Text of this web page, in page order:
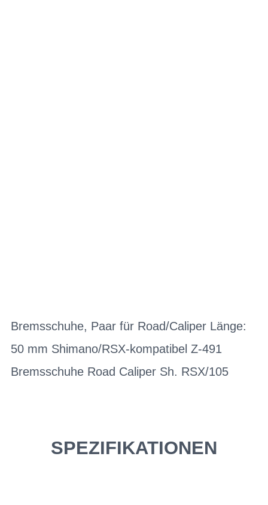
Bremsschuhe, Paar für Road/Caliper Länge:
50 mm Shimano/RSX-kompatibel Z-491
Bremsschuhe Road Caliper Sh. RSX/105
SPEZIFIKATIONEN